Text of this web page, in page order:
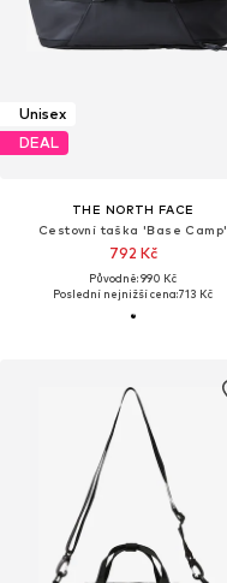
Unisex
DEAL
THE NORTH FACE
Cestovní taška 'Base Camp'
792 Kč
Původně: 990 Kč
Poslední nejnižší cena:713 Kč